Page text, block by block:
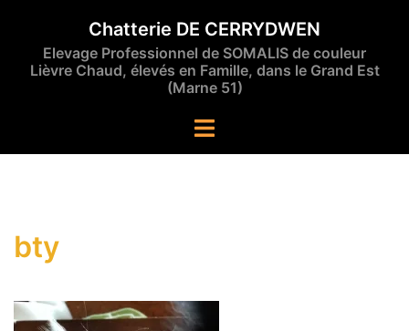
contenu
Chatterie DE CERRYDWEN
Elevage Professionnel de SOMALIS de couleur
Lièvre Chaud, élevés en Famille, dans le Grand Est
(Marne 51)
Ouvrir/fermer
bty